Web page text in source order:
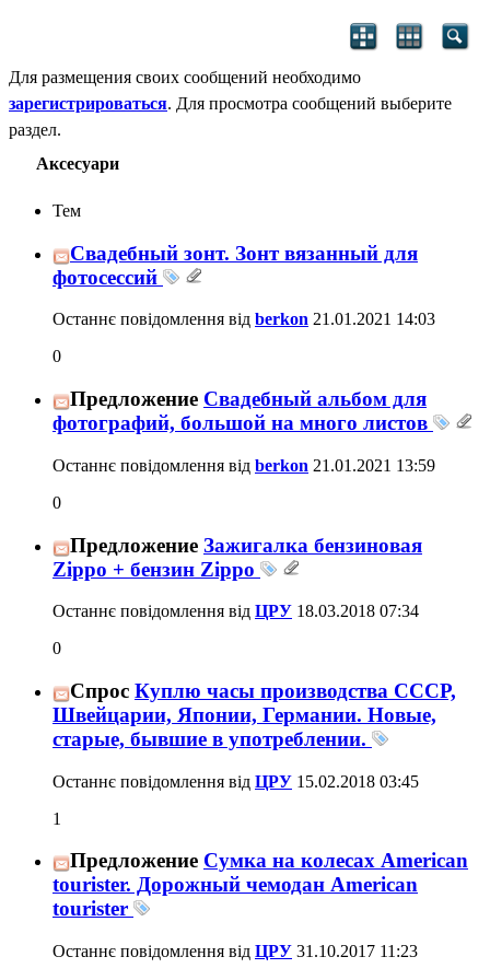
Для размещения своих сообщений необходимо
зарегистрироваться. Для просмотра сообщений выберите
раздел.
Аксесуари
Тем
Свадебный зонт. Зонт вязанный для
фотосессий
Останнє повідомлення від berkon 21.01.2021 14:03
0
Предложение Свадебный альбом для
фотографий, большой на много листов
Останнє повідомлення від berkon 21.01.2021 13:59
0
Предложение Зажигалка бензиновая
Zippo + бензин Zippo
Останнє повідомлення від ЦРУ 18.03.2018 07:34
0
Спрос Куплю часы производства СССР,
Швейцарии, Японии, Германии. Новые,
старые, бывшие в употреблении.
Останнє повідомлення від ЦРУ 15.02.2018 03:45
1
Предложение Сумка на колесах American
tourister. Дорожный чемодан American
tourister
Останнє повідомлення від ЦРУ 31.10.2017 11:23